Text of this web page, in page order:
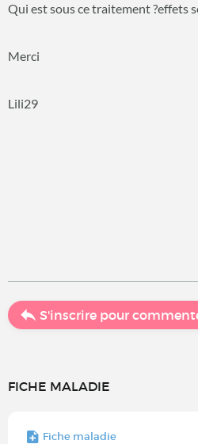
Qui est sous ce traitement ?effets
Merci
Lili29
S'inscrire pour
FICHE MALADIE
Fiche maladie